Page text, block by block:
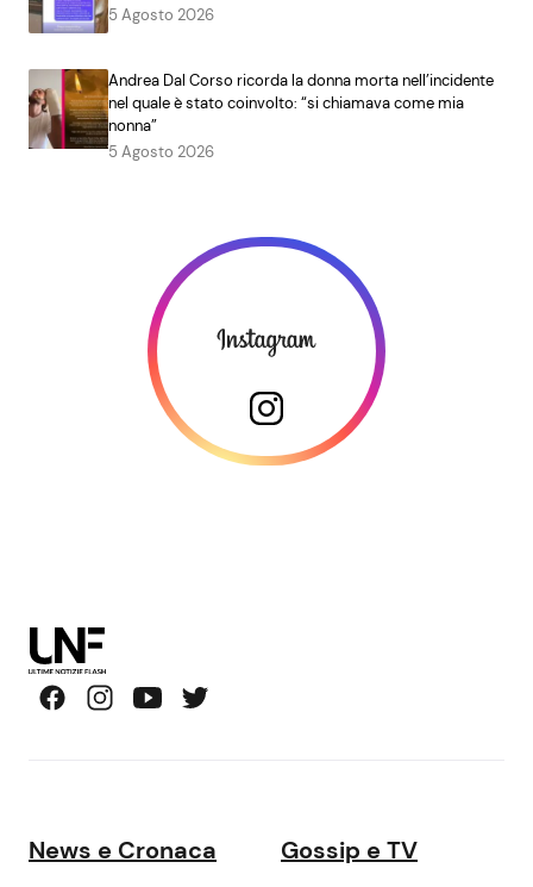
5 Agosto 2026
Andrea Dal Corso ricorda la donna morta nell’incidente
nel quale è stato coinvolto: “si chiamava come mia
nonna”
5 Agosto 2026
News e Cronaca Gossip e TV